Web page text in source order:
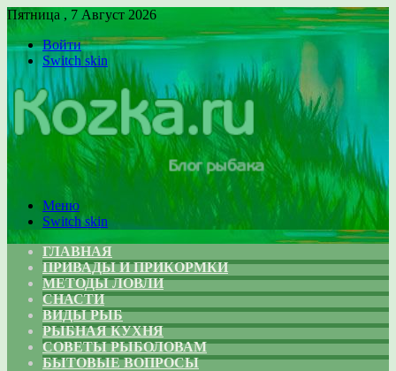
Пятница , 7 Август 2026
Войти
Switch skin
Меню
Switch skin
ГЛАВНАЯ
ПРИВАДЫ И ПРИКОРМКИ
МЕТОДЫ ЛОВЛИ
СНАСТИ
ВИДЫ РЫБ
РЫБНАЯ КУХНЯ
СОВЕТЫ РЫБОЛОВАМ
БЫТОВЫЕ ВОПРОСЫ